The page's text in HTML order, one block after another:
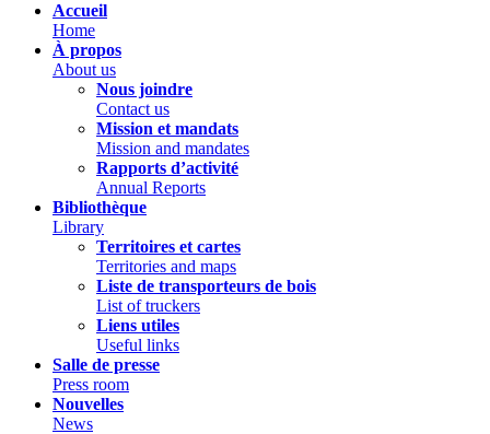
Accueil
Home
À propos
About us
Nous joindre
Contact us
Mission et mandats
Mission and mandates
Rapports d’activité
Annual Reports
Bibliothèque
Library
Territoires et cartes
Territories and maps
Liste de transporteurs de bois
List of truckers
Liens utiles
Useful links
Salle de presse
Press room
Nouvelles
News